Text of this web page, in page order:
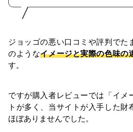
ジョッゴの悪い口コミや評判でた
のようなイメージと実際の色味の
す。
ですが購入者レビューでは「イメ
トが多く、当サイトが入手した財
ほぼありませんでした。